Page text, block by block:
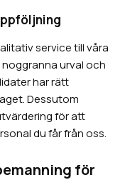
service till våra
urval och
har rätt
Dessutom
för att
du får från oss.
för